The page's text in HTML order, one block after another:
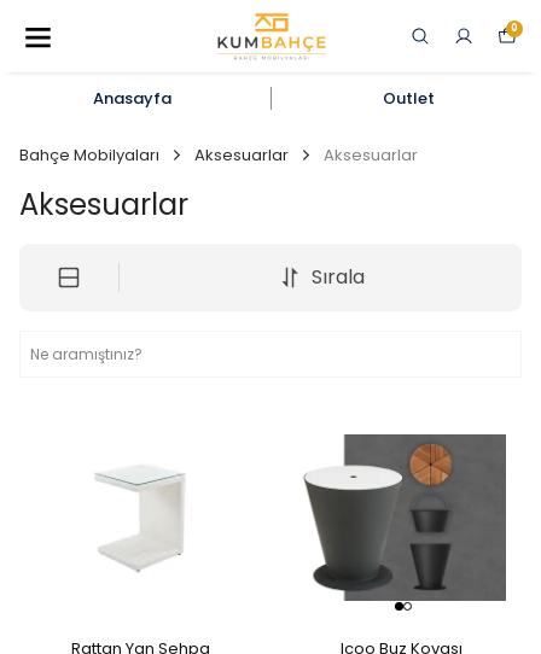
0
Anasayfa Outlet
Bahçe Mobilyaları Aksesuarlar Aksesuarlar
Aksesuarlar
Sırala
Rattan Yan Sehpa Icoo Buz Kovası